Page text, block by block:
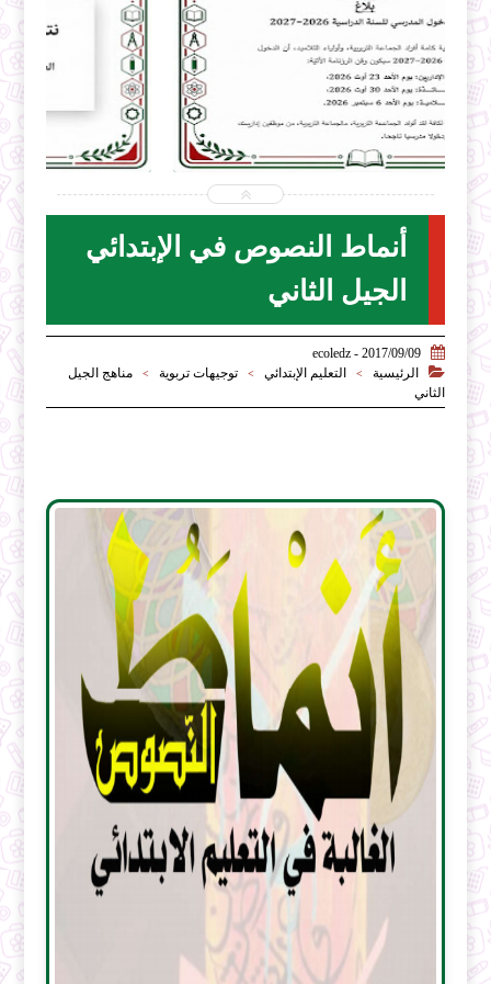
2026-07-31
ecoledz.net
شاهد الموضوع
أنماط النصوص في الإبتدائي
الجيل الثاني

2017/09/09 - ecoledz

الرئيسية > التعليم الإبتدائي > توجيهات تربوية >
مناهج الجيل
الثاني